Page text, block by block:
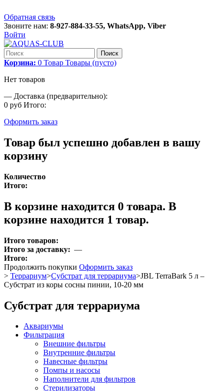
Обратная связь
Звоните нам: 8-927-884-33-55, WhatsApp, Viber
Войти
Поиск
Корзина: 0 Товар Товары (пусто)
Нет товаров
— Доставка (предварительно):
0 руб Итого:
Оформить заказ
Товар был успешно добавлен в вашу
корзину
Количество
Итого:
В корзине находится 0 товара. В
корзине находится 1 товар.
Итого товаров:
Итого за доставку: —
Итого:
Продолжить покупки Оформить заказ
> Террариум>Субстрат для террариума>JBL TerraBark 5 л –
Субстрат из коры сосны пинии, 10-20 мм
Субстрат для террариума
Аквариумы
Фильтрация
Внешние фильтры
Внутренние фильтры
Навесные фильтры
Помпы и насосы
Наполнители для фильтров
Стерилизаторы